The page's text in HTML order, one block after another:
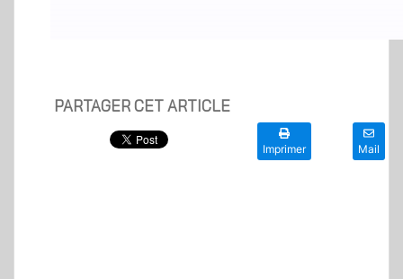
PARTAGER CET ARTICLE
Imprimer Mail